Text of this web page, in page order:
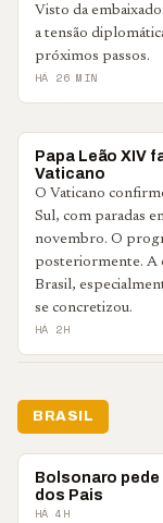
Visto da
a tensão
próximos passos.
HÁ 26 MIN
MUNDO
Papa Leão XIV
Vaticano
O Vaticano
Sul, com paradas
novembro. O
posteriormente. A
Brasil,
se concretizou.
HÁ 2H
BRASIL
BRASIL
Bolsonaro
dos Pais
HÁ 4H